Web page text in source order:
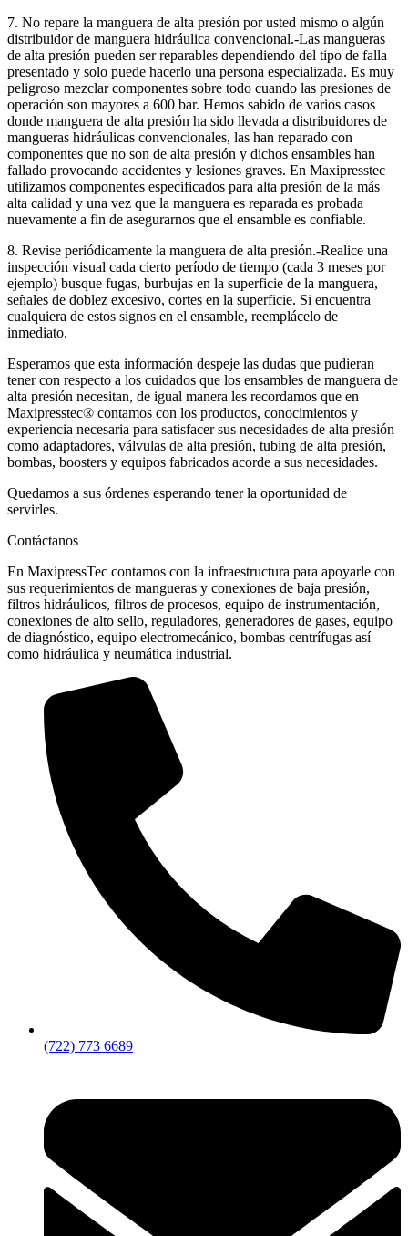
7. No repare la manguera de alta presión por usted mismo o algún
distribuidor de manguera hidráulica convencional.-Las mangueras
de alta presión pueden ser reparables dependiendo del tipo de falla
presentado y solo puede hacerlo una persona especializada. Es muy
peligroso mezclar componentes sobre todo cuando las presiones de
operación son mayores a 600 bar. Hemos sabido de varios casos
donde manguera de alta presión ha sido llevada a distribuidores de
mangueras hidráulicas convencionales, las han reparado con
componentes que no son de alta presión y dichos ensambles han
fallado provocando accidentes y lesiones graves. En Maxipresstec
utilizamos componentes especificados para alta presión de la más
alta calidad y una vez que la manguera es reparada es probada
nuevamente a fin de asegurarnos que el ensamble es confiable.
8. Revise periódicamente la manguera de alta presión.-Realice una
inspección visual cada cierto período de tiempo (cada 3 meses por
ejemplo) busque fugas, burbujas en la superficie de la manguera,
señales de doblez excesivo, cortes en la superficie. Si encuentra
cualquiera de estos signos en el ensamble, reemplácelo de
inmediato.
Esperamos que esta información despeje las dudas que pudieran
tener con respecto a los cuidados que los ensambles de manguera de
alta presión necesitan, de igual manera les recordamos que en
Maxipresstec® contamos con los productos, conocimientos y
experiencia necesaria para satisfacer sus necesidades de alta presión
como adaptadores, válvulas de alta presión, tubing de alta presión,
bombas, boosters y equipos fabricados acorde a sus necesidades.
Quedamos a sus órdenes esperando tener la oportunidad de
servirles.
Contáctanos
En MaxipressTec contamos con la infraestructura para apoyarle con
sus requerimientos de mangueras y conexiones de baja presión,
filtros hidráulicos, filtros de procesos, equipo de instrumentación,
conexiones de alto sello, reguladores, generadores de gases, equipo
de diagnóstico, equipo electromecánico, bombas centrífugas así
como hidráulica y neumática industrial.
(722) 773 6689